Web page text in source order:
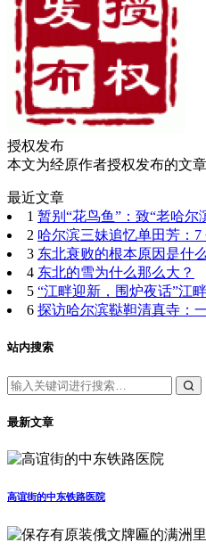
授权发布
本文为经原作者授权发布的文
最近文章
1 暂别“花鸟鱼”：致“老哈尔
2 哈尔滨三妹追忆单田芳：
3 东北衰败的根本原因是什
4 东北的雪为什么那么大？
5 “江畔迎新，围炉夜话”江
6 探访哈尔滨鞑靼清真寺：
站内搜索
最新文章
高谊街的中东铁路医院